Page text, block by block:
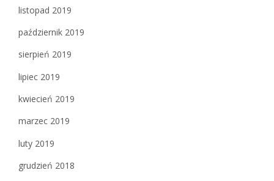
listopad 2019
październik 2019
sierpień 2019
lipiec 2019
kwiecień 2019
marzec 2019
luty 2019
grudzień 2018